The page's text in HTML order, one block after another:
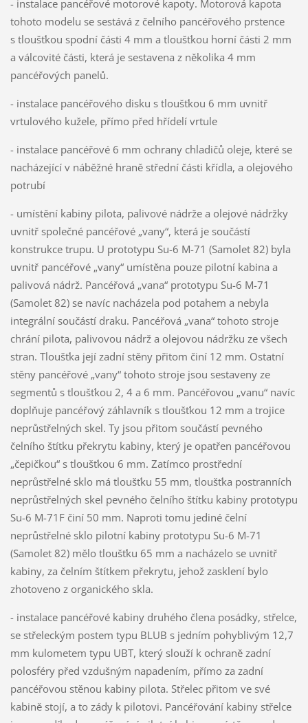
- instalace pancéřové motorové kapoty. Motorová kapota
tohoto modelu se sestává z čelního pancéřového prstence
s tloušťkou spodní části 4 mm a tloušťkou horní části 2 mm
a válcovité části, která je sestavena z několika 4 mm
pancéřových panelů.
- instalace pancéřového disku s tloušťkou 6 mm uvnitř
vrtulového kužele, přímo před hřídelí vrtule
- instalace pancéřové 6 mm ochrany chladičů oleje, které se
nacházející v náběžné hraně střední části křídla, a olejového
potrubí
- umístění kabiny pilota, palivové nádrže a olejové nádržky
uvnitř společné pancéřové „vany“, která je součástí
konstrukce trupu. U prototypu Su-6 M-71 (Samolet 82) byla
uvnitř pancéřové „vany“ umístěna pouze pilotní kabina a
palivová nádrž. Pancéřová „vana“ prototypu Su-6 M-71
(Samolet 82) se navíc nacházela pod potahem a nebyla
integrální součástí draku. Pancéřová „vana“ tohoto stroje
chrání pilota, palivovou nádrž a olejovou nádržku ze všech
stran. Tloušťka její zadní stěny přitom činí 12 mm. Ostatní
stěny pancéřové „vany“ tohoto stroje jsou sestaveny ze
segmentů s tloušťkou 2, 4 a 6 mm. Pancéřovou „vanu“ navíc
doplňuje pancéřový záhlavník s tloušťkou 12 mm a trojice
neprůstřelných skel. Ty jsou přitom součástí pevného
čelního štítku překrytu kabiny, který je opatřen pancéřovou
„čepičkou“ s tloušťkou 6 mm. Zatímco prostřední
neprůstřelné sklo má tloušťku 55 mm, tloušťka postranních
neprůstřelných skel pevného čelního štítku kabiny prototypu
Su-6 M-71F činí 50 mm. Naproti tomu jediné čelní
neprůstřelné sklo pilotní kabiny prototypu Su-6 M-71
(Samolet 82) mělo tloušťku 65 mm a nacházelo se uvnitř
kabiny, za čelním štítkem překrytu, jehož zasklení bylo
zhotoveno z organického skla.
- instalace pancéřové kabiny druhého člena posádky, střelce,
se střeleckým postem typu BLUB s jedním pohyblivým 12,7
mm kulometem typu UBT, který slouží k ochraně zadní
polosféry před vzdušným napadením, přímo za zadní
pancéřovou stěnou kabiny pilota. Střelec přitom ve své
kabině stojí, a to zády k pilotovi. Pancéřování kabiny střelce